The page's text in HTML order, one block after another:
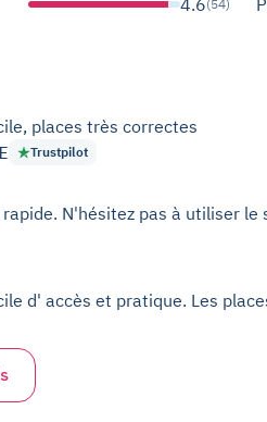
4.6(54)
places très correctes
Trustpilot
N'hésitez pas à utiliser le
d' accès et pratique. Les